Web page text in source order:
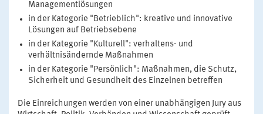
Managementlösungen
in der Kategorie "Betrieblich": kreative und innovative
Lösungen auf Betriebsebene
in der Kategorie "Kulturell": verhaltens- und
verhältnisändernde Maßnahmen
in der Kategorie "Persönlich": Maßnahmen, die Schutz,
Sicherheit und Gesundheit des Einzelnen betreffen
Die Einreichungen werden von einer unabhängigen Jury aus